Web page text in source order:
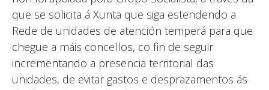
que se solicita á Xunta que siga estendendo a
Rede de unidades de atención temperá para que
chegue a máis concellos, co fin de seguir
incrementando a presencia territorial das
unidades, de evitar gastos e desprazamentos ás